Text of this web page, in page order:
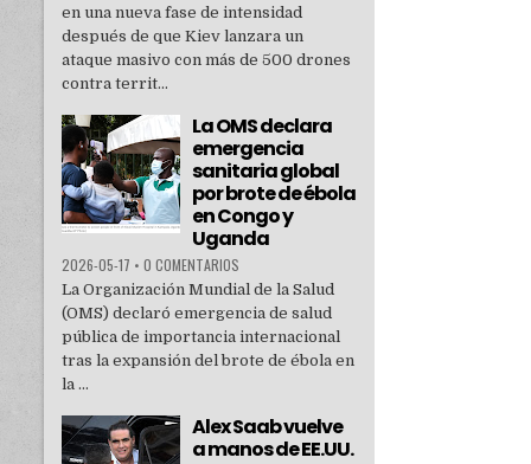
en una nueva fase de intensidad
después de que Kiev lanzara un
ataque masivo con más de 500 drones
contra territ...
La OMS declara
emergencia
sanitaria global
por brote de ébola
en Congo y
Uganda
2026-05-17 • 0 COMENTARIOS
La Organización Mundial de la Salud
(OMS) declaró emergencia de salud
pública de importancia internacional
tras la expansión del brote de ébola en
la ...
Alex Saab vuelve
a manos de EE.UU.